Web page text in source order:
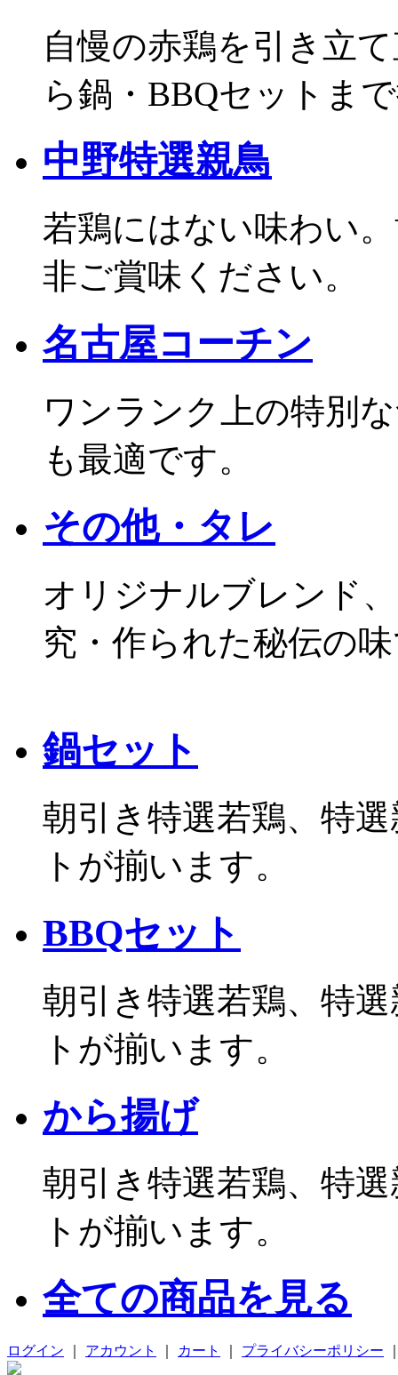
自慢の赤鶏を引き立
ら鍋・BBQセットま
中野特選親鳥
若鶏にはない味わい
非ご賞味ください。
名古屋コーチン
ワンランク上の特別
も最適です。
その他・タレ
オリジナルブレンド
究・作られた秘伝の
鍋セット
朝引き特選若鶏、特
トが揃います。
BBQセット
朝引き特選若鶏、特
トが揃います。
から揚げ
朝引き特選若鶏、特
トが揃います。
全ての商品を見る
ログイン アカウント カート プライバシーポリシー